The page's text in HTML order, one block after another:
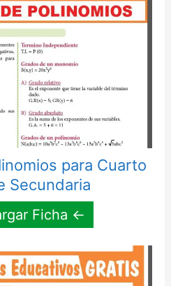
para Cuarto
Secundaria
Ficha ←